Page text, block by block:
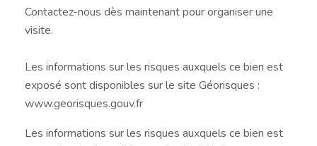
Contactez-nous dès maintenant pour organiser une
visite.
Les informations sur les risques auxquels ce bien est
exposé sont disponibles sur le site Géorisques :
www.georisques.gouv.fr
Les informations sur les risques auxquels ce bien est